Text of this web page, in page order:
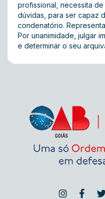
profissional, necessita
dúvidas, para ser capaz
condenatório.
Por unanimidade, julgar
e determinar o seu